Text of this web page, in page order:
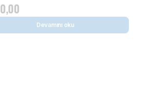
Devamını oku